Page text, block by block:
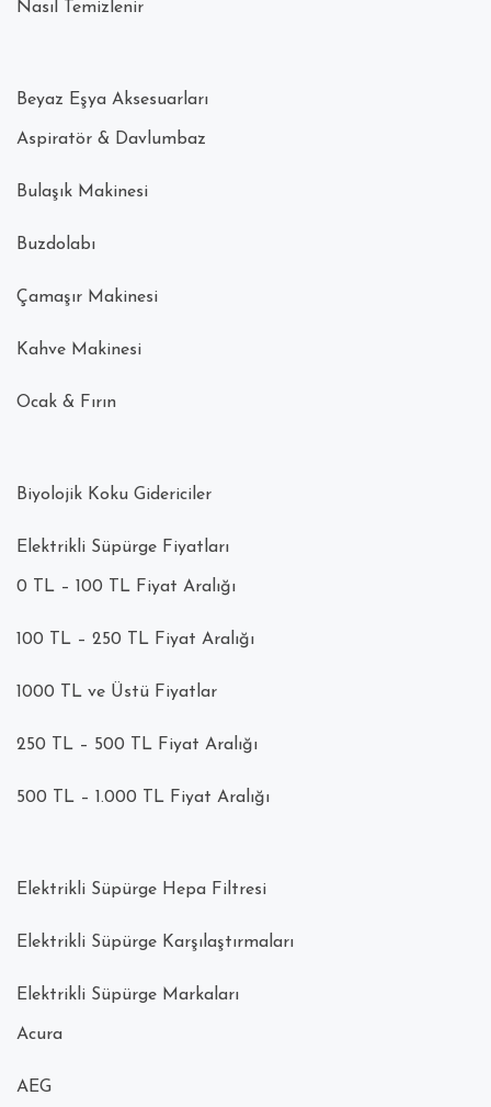
Nasıl Temizlenir
Beyaz Eşya Aksesuarları
Aspiratör & Davlumbaz
Bulaşık Makinesi
Buzdolabı
Çamaşır Makinesi
Kahve Makinesi
Ocak & Fırın
Biyolojik Koku Gidericiler
Elektrikli Süpürge Fiyatları
0 TL – 100 TL Fiyat Aralığı
100 TL – 250 TL Fiyat Aralığı
1000 TL ve Üstü Fiyatlar
250 TL – 500 TL Fiyat Aralığı
500 TL – 1.000 TL Fiyat Aralığı
Elektrikli Süpürge Hepa Filtresi
Elektrikli Süpürge Karşılaştırmaları
Elektrikli Süpürge Markaları
Acura
AEG